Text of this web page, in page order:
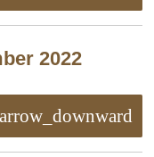
2022
arrow_downward